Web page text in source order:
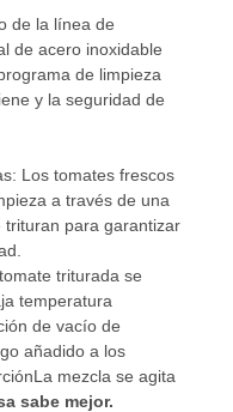
de la línea de
de acero inoxidable
de limpieza
y la seguridad de
Los tomates frescos
a través de una
para garantizar
triturada se
temperatura
de vacío de
añadido a los
mezcla se agita
sabe mejor.